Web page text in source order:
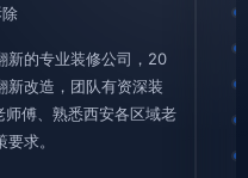
新的专业装修公司，20
新改造，团队有资深装
傅、熟悉西安各区域老
求。